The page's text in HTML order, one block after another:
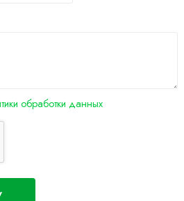
обработки данных